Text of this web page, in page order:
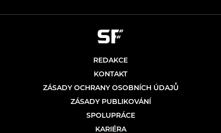
REDAKCE
KONTAKT
ZÁSADY OCHRANY OSOBNÍCH ÚDAJŮ
ZÁSADY PUBLIKOVÁNÍ
SPOLUPRÁCE
KARIÉRA